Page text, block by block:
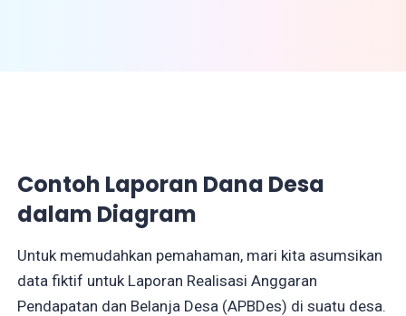
Contoh Laporan Dana Desa
dalam Diagram
Untuk memudahkan pemahaman, mari kita asumsikan
data fiktif untuk Laporan Realisasi Anggaran
Pendapatan dan Belanja Desa (APBDes) di suatu desa.